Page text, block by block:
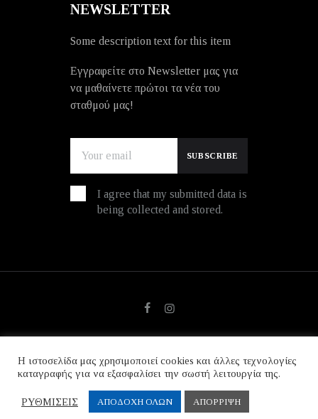
NEWSLETTER
Some description text for this item
Εγγραφείτε στο Newsletter μας για
να μαθαίνετε πρώτοι τα νέα του
σταθμού μας!
I agree that my submitted data is
being collected and stored.
© copyright 2026. All Rights Reserved.
Design & Development by
Three Sixty
Marketing
Η ιστοσελίδα μας χρησιμοποιεί cookies και άλλες τεχνολογίες
καταγραφής για να εξασφαλίσει την σωστή λειτουργία της.
ΡΥΘΜΙΣΕΙΣ ΑΠΟΔΟΧΗ ΟΛΩΝ ΑΠΟΡΡΙΨΗ